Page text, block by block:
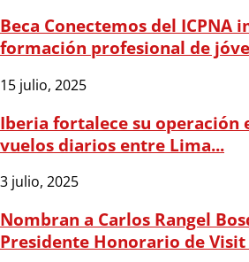
Beca Conectemos del ICPNA
formación profesional de
15 julio, 2025
Iberia fortalece su operación
vuelos diarios entre Lima...
3 julio, 2025
Nombran a Carlos Rangel
Presidente Honorario de Visit